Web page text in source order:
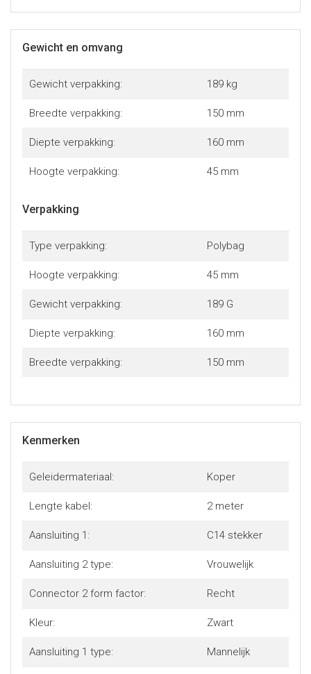
- Materiaal conductor: Koper
- Diameter van ader: 3 x 0.75 mm
- Diameter: 6.5 mm
Gewicht en omvang
Gewicht verpakking: 189 kg
Breedte verpakking: 150 mm
Diepte verpakking: 160 mm
Hoogte verpakking: 45 mm
Verpakking
Type verpakking: Polybag
Hoogte verpakking: 45 mm
Gewicht verpakking: 189 G
Diepte verpakking: 160 mm
Breedte verpakking: 150 mm
Kenmerken
Geleidermateriaal: Koper
Lengte kabel: 2 meter
Aansluiting 1: C14 stekker
Aansluiting 2 type: Vrouwelijk
Connector 2 form factor: Recht
Kleur: Zwart
Aansluiting 1 type: Mannelijk